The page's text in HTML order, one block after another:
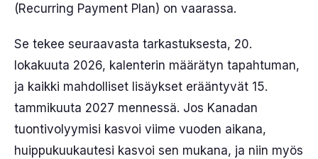
(Recurring Payment Plan) on vaarassa.
Se tekee seuraavasta tarkastuksesta, 20.
lokakuuta 2026, kalenterin määrätyn tapahtuman,
ja kaikki mahdolliset lisäykset erääntyvät 15.
tammikuuta 2027 mennessä. Jos Kanadan
tuontivolyymisi kasvoi viime vuoden aikana,
huippukuukautesi kasvoi sen mukana, ja niin myös